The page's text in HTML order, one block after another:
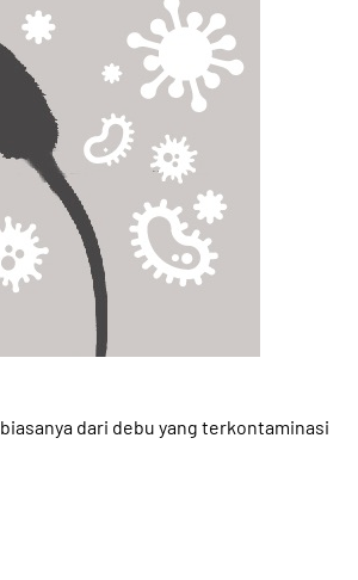
dari debu yang terkontaminasi